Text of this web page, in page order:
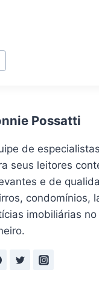
Possatti
de
seus leitores
e de
condomínios,
imobiliárias no